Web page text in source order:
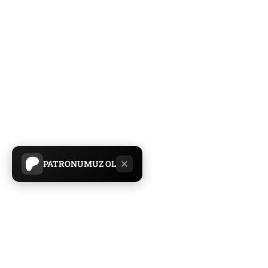
PATRONUMUZ OL